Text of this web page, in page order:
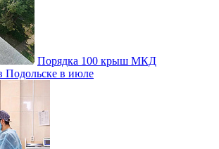
Порядка 100 крыш МКД
Подольске в июле